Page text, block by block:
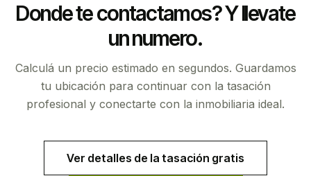
Donde te contactamos? Y llevate
un numero.
Calculá un precio estimado en segundos. Guardamos
tu ubicación para continuar con la tasación
profesional y conectarte con la inmobiliaria ideal.
Ver detalles de la tasación gratis